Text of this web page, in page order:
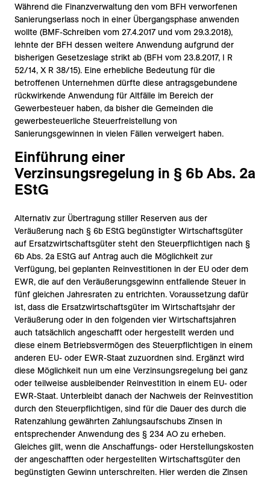
Während die Finanzverwaltung den vom BFH verworfenen
Sanierungserlass noch in einer Übergangsphase anwenden
wollte (BMF-Schreiben vom 27.4.2017 und vom 29.3.2018),
lehnte der BFH dessen weitere Anwendung aufgrund der
bisherigen Gesetzeslage strikt ab (BFH vom 23.8.2017, I R
52/14, X R 38/15). Eine erhebliche Bedeutung für die
betroffenen Unternehmen dürfte diese antragsgebundene
rückwirkende Anwendung für Altfälle im Bereich der
Gewerbesteuer haben, da bisher die Gemeinden die
gewerbesteuerliche Steuerfreistellung von
Sanierungsgewinnen in vielen Fällen verweigert haben.
Einführung einer
Verzinsungsregelung in § 6b Abs. 2a
EStG
Alternativ zur Übertragung stiller Reserven aus der
Veräußerung nach § 6b EStG begünstigter Wirtschaftsgüter
auf Ersatzwirtschaftsgüter steht den Steuerpflichtigen nach §
6b Abs. 2a EStG auf Antrag auch die Möglichkeit zur
Verfügung, bei geplanten Reinvestitionen in der EU oder dem
EWR, die auf den Veräußerungsgewinn entfallende Steuer in
fünf gleichen Jahresraten zu entrichten. Voraussetzung dafür
ist, dass die Ersatzwirtschaftsgüter im Wirtschaftsjahr der
Veräußerung oder in den folgenden vier Wirtschaftsjahren
auch tatsächlich angeschafft oder hergestellt werden und
diese einem Betriebsvermögen des Steuerpflichtigen in einem
anderen EU- oder EWR-Staat zuzuordnen sind. Ergänzt wird
diese Möglichkeit nun um eine Verzinsungsregelung bei ganz
oder teilweise ausbleibender Reinvestition in einem EU- oder
EWR-Staat. Unterbleibt danach der Nachweis der Reinvestition
durch den Steuerpflichtigen, sind für die Dauer des durch die
Ratenzahlung gewährten Zahlungsaufschubs Zinsen in
entsprechender Anwendung des § 234 AO zu erheben.
Gleiches gilt, wenn die Anschaffungs- oder Herstellungskosten
der angeschafften oder hergestellten Wirtschaftsgüter den
begünstigten Gewinn unterschreiten. Hier werden die Zinsen